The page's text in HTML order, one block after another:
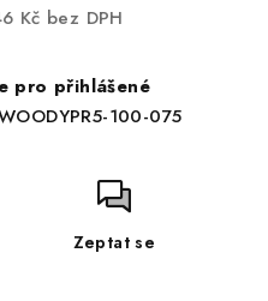
Kč bez DPH
pro přihlášené
100-075
Zeptat se